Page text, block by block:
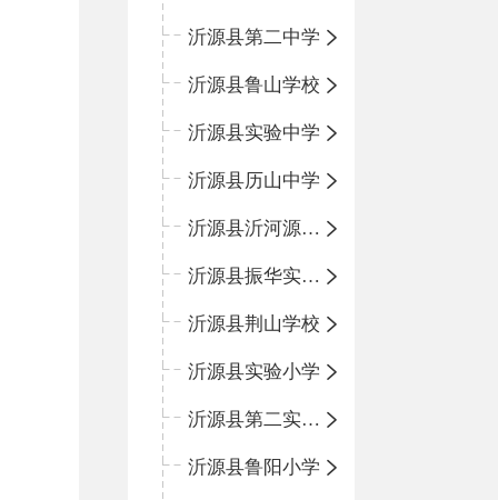
沂源县第二中学
沂源县鲁山学校
沂源县实验中学
沂源县历山中学
沂源县沂河源学校
沂源县振华实验学校
沂源县荆山学校
沂源县实验小学
沂源县第二实验小学
沂源县鲁阳小学